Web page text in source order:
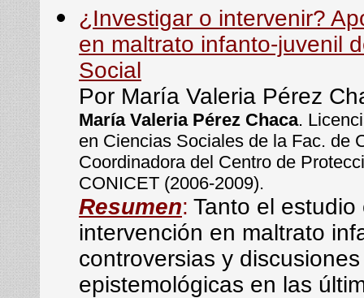
¿Investigar o intervenir?
en maltrato infanto-juvenil
Social
Por María Valeria Pérez
María Valeria Pérez Chaca.
en Ciencias Sociales de la Fac. de
Coordinadora del Centro de
CONICET (2006-2009).
Resumen: Tanto el
intervención en maltrato
controversias y
epistemológicas en las